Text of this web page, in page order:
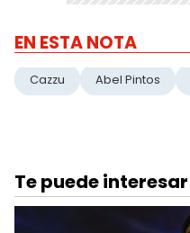
EN ESTA NOTA
Cazzu Abel Pintos